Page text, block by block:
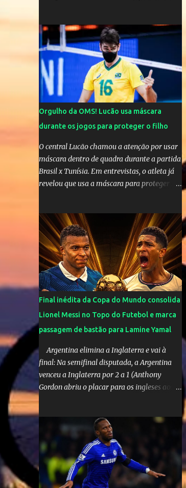
de outubro. A relação chegou ao fim após
cinco anos e houve rumores de uma suposta
traição do canto...
Orgulho da OMS! Lucão usa máscara
durante os jogos para proteger o filho
O central Lucão chamou a atenção por usar
máscara dentro de quadra durante a partida
Brasil x Tunísia. Em entrevistas, o atleta já
revelou que usa a máscara para proteger seu
muito elogiada pela galera. Fonte: Orgulho
da OMS! Lucão usa máscara durante os
jogos para proteger o filho Brasil goleia a
China por 5 a 0 na estreia brasileira nas
olimpíadas de Tóquio. Marta marcou duas
vezes, Debinha, Andressa Alves e Bia
Zaneratto foram autoras dos gols. Juliette,
embaixadora ‎@Globoplay mandou um xero
para as meninas e falou do seu orgulho.
Final inédita da Copa do Mundo consolida
Lionel Messi no Topo do Futebol e marca
passagem de bastão para Lamine Yamal
Argentina elimina a Inglaterra e vai à
final: Na semifinal disputada, a Argentina
venceu a Inglaterra por 2 a 1 (Anthony
Gordon abriu o placar para os ingleses aos
nos acréscimos, com assistência de Messi). A
Argentina enfrentará a Espanha na final.
Mick Jagger e seu filho brasileiro torceram
pela Inglaterra durante o jogo.